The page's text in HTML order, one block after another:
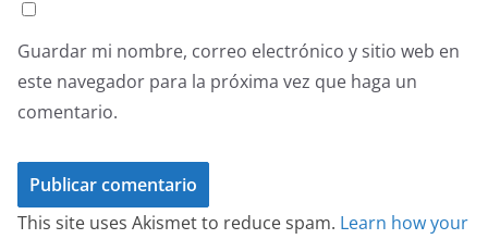
Guardar mi nombre, correo electrónico y sitio web en
este navegador para la próxima vez que haga un
comentario.
This site uses Akismet to reduce spam. Learn how your